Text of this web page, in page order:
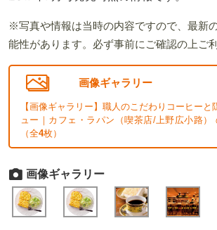
※写真や情報は当時の内容ですので、最新
能性があります。必ず事前にご確認の上ご
画像ギャラリー
【画像ギャラリー】職人のこだわりコーヒーと
ュー｜カフェ・ラパン（喫茶店/上野広小路）
（全4枚）
画像ギャラリー